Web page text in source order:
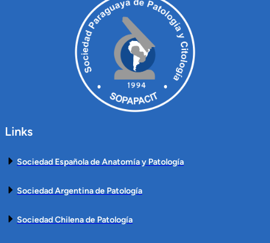
Links
Sociedad Española de Anatomía y Patología
Sociedad Argentina de Patología
Sociedad Chilena de Patología